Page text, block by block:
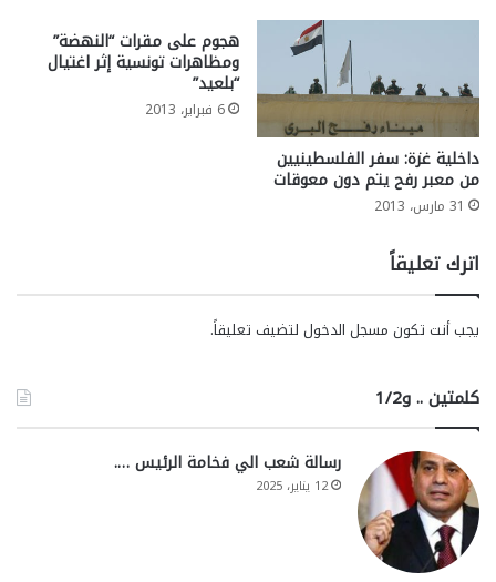
داخلية غزة: سفر الفلسطينيين
من معبر رفح يتم دون معوقات
31 مارس، 2013
هجوم على مقرات “النهضة”
ومظاهرات تونسية إثر اغتيال
“بلعيد”
6 فبراير، 2013
اترك تعليقاً
يجب أنت تكون مسجل الدخول لتضيف تعليقاً.
كلمتين .. و1/2
رسالة شعب الي فخامة الرئيس ….
12 يناير، 2025